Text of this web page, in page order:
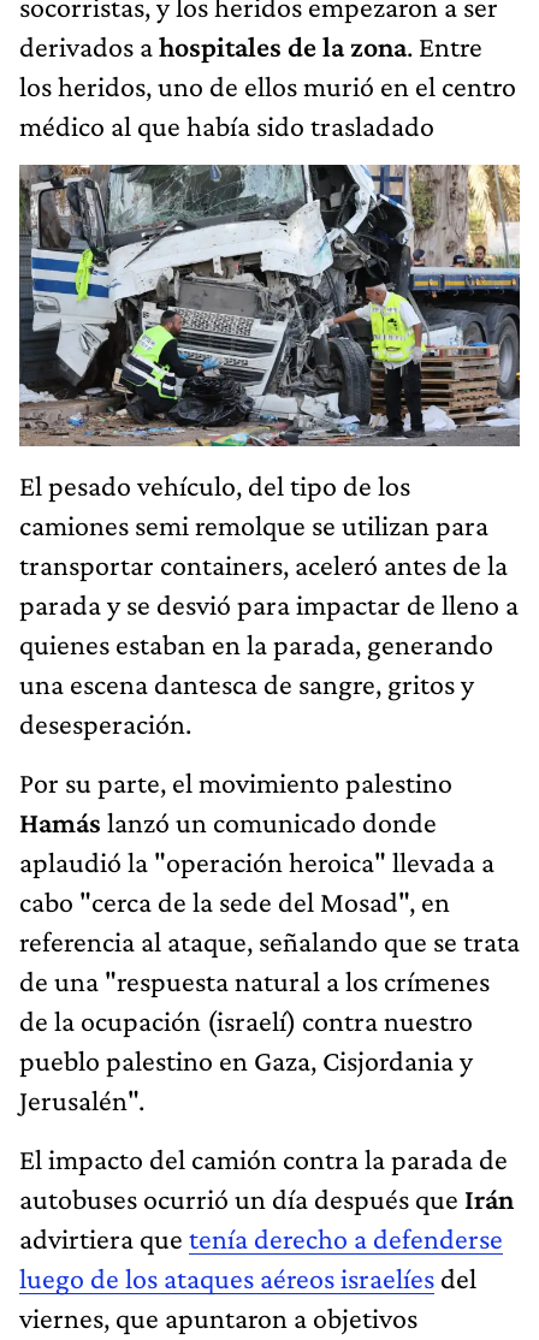
derivados ahospitales de la zona. Entre
los heridos, uno de ellos murió en el centro
médico al que había sido trasladado
El pesado vehículo, del tipo de los
camiones semi remolque se utilizan para
transportar containers, aceleró antes de la
parada y se desvió para impactar de lleno a
quienes estaban en la parada, generando
una escena dantesca de sangre, gritos y
desesperación.
Por su parte, el movimiento palestino
Hamás lanzó un comunicado donde
aplaudió la "operación heroica" llevada a
cabo "cerca de la sede del Mosad", en
referencia al ataque, señalando que se trata
de una "respuesta natural a los crímenes
de la ocupación (israelí) contra nuestro
pueblo palestino en Gaza, Cisjordania y
Jerusalén".
El impacto del camión contra la parada de
autobuses ocurrió un día después que Irán
advirtiera que tenía derecho a defenderse
luego de los ataques aéreos israelíes del
viernes, que apuntaron a objetivos